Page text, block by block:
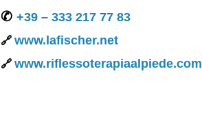
+39 – 333 217 77 83
www.lafischer.net
www.riflessoterapiaalpiede.com